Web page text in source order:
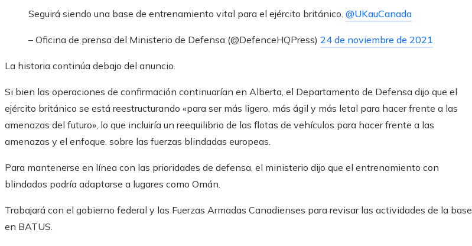
Seguirá siendo una base de entrenamiento vital para el ejército británico. @UKauCanada
– Oficina de prensa del Ministerio de Defensa (@DefenceHQPress) 24 de noviembre de 2021
La historia continúa debajo del anuncio.
Si bien las operaciones de confirmación continuarían en Alberta, el Departamento de Defensa dijo que el
ejército británico se está reestructurando «para ser más ligero, más ágil y más letal para hacer frente a las
amenazas del futuro», lo que incluiría un reequilibrio de las flotas de vehículos para hacer frente a las
amenazas y el enfoque. sobre las fuerzas blindadas europeas.
Para mantenerse en línea con las prioridades de defensa, el ministerio dijo que el entrenamiento con
blindados podría adaptarse a lugares como Omán.
Trabajará con el gobierno federal y las Fuerzas Armadas Canadienses para revisar las actividades de la base
en BATUS.